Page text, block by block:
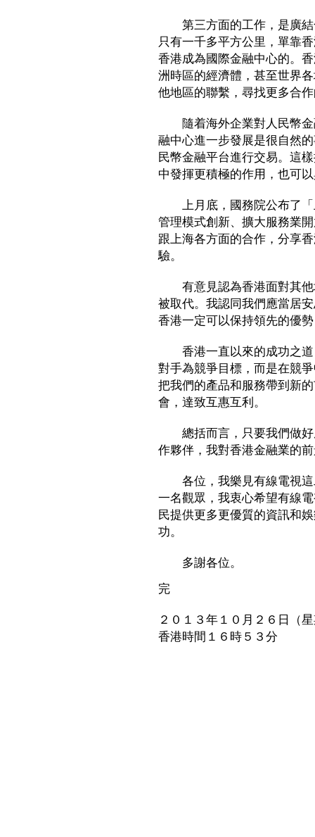
第三方面的工作，是廣結
只有一千多平方公里，單靠
香港成為國際金融中心的。
洲時區的經濟體，甚至世界
他地區的聯繫，尋找更多合
隨着海外企業對人民幣金
融中心進一步發展是很自然
民幣金融平台進行交易。這
中發揮更積極的作用，也可
上月底，國務院公布了「
管理模式創新、擴大服務業
跟上海各方面的合作，分享
驗。
有意見認為香港面對其他
被取代。我認同我們應當居
香港一定可以保持領先的優
香港一直以來的成功之道
對手為競爭目標，而是在競
把我們的產品和服務帶到新
會，達致互惠互利。
總括而言，只要我們做好
作夥伴，我對香港金融業的
各位，我樂見有線電視這
一名觀眾，我衷心希望有線
民提供更多更優質的資訊和
功。
多謝各位。
完
２０１３年１０月２６日（
香港時間１６時５３分